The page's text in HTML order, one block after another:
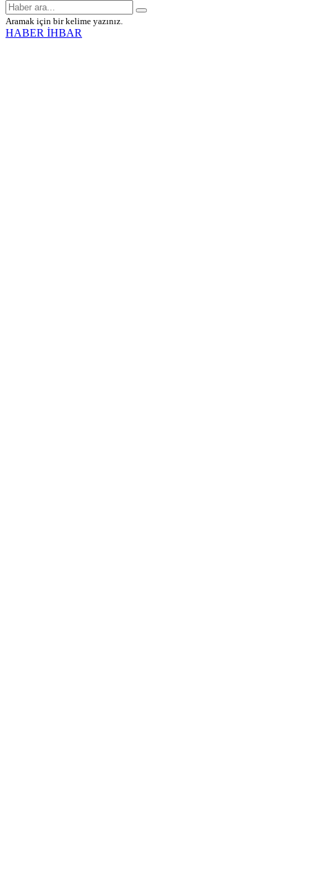
Aramak için bir kelime yazınız.
HABER İHBAR